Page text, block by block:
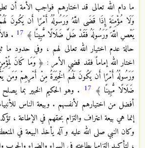
ما دام الله تعالى قد اختارهم فواجب الأمة أن
وَلَا مُؤْمِنَةٍ إِذَا قَضَى اللَّهُ وَرَسُولُهُ أَمْرًا أَن يَكُونَ
يَعْصِ اللَّهَ وَرَسُولَهُ فَقَدْ ضَلَّ ضَلَالًا مُّبِينًا ﴾ 17
.
حالة عدم اختيار الله تعالى لهم ، وفي حدود ما
اختار الله إماماً فقد قضي الأمر : ﴿ وَمَا كَانَ
وَرَسُولُهُ أَمْرًا أَن يَكُونَ لَهُمُ الْخِيَرَةُ مِنْ أَمْرِهِمْ
ضَلَالًا مُّبِينًا ﴾ 17 . وهو الحكيم الخبير بما
أفضل من اختيارهم لأنفسهم . وبيعة الناس
إنما هي بيعة اعتراف والتزام بحقهم في الإطاعة ،
وكان النبي صلى الله عليه و آله يأخذ البيعة في